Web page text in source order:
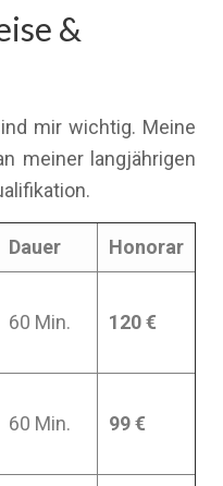
&
mir wichtig. Meine
meiner langjährigen
Dauer Honorar
60 Min. 120 €
60 Min. 99 €